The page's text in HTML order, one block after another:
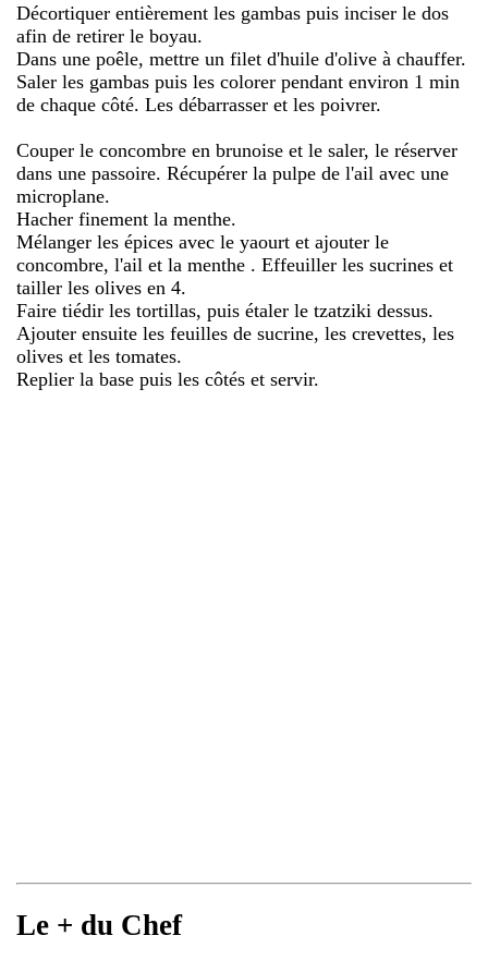
Décortiquer entièrement les gambas puis inciser le dos
afin de retirer le boyau.
Dans une poêle, mettre un filet d'huile d'olive à chauffer.
Saler les gambas puis les colorer pendant environ 1 min
de chaque côté. Les débarrasser et les poivrer.
Couper le concombre en brunoise et le saler, le réserver
dans une passoire. Récupérer la pulpe de l'ail avec une
microplane.
Hacher finement la menthe.
Mélanger les épices avec le yaourt et ajouter le
concombre, l'ail et la menthe . Effeuiller les sucrines et
tailler les olives en 4.
Faire tiédir les tortillas, puis étaler le tzatziki dessus.
Ajouter ensuite les feuilles de sucrine, les crevettes, les
olives et les tomates.
Replier la base puis les côtés et servir.
Le + du Chef